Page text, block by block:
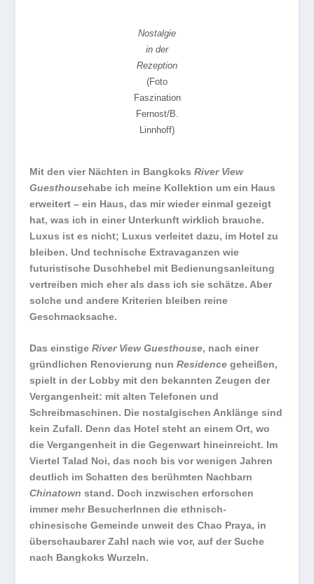
Nostalgie
in der
Rezeption
(Foto
Faszination
Fernost/B.
Linnhoff)
Mit den vier Nächten in BangkoksRiver View
Guesthousehabe ich meine Kollektion um ein Haus
erweitert – ein Haus, das mir wieder einmal gezeigt
hat, was ich in einer Unterkunft wirklich brauche.
Luxus ist es nicht; Luxus verleitet dazu, im Hotel zu
bleiben. Und technische Extravaganzen wie
futuristische Duschhebel mit Bedienungsanleitung
vertreiben mich eher als dass ich sie schätze. Aber
solche und andere Kriterien bleiben reine
Geschmacksache.
Das einstigeRiver View Guesthouse, nach einer
gründlichen Renovierung nunResidence geheißen,
spielt in der Lobby mit den bekannten Zeugen der
Vergangenheit: mit alten Telefonen und
Schreibmaschinen. Die nostalgischen Anklänge sind
kein Zufall. Denn das Hotel steht an einem Ort, wo
die Vergangenheit in die Gegenwart hineinreicht. Im
Viertel Talad Noi, das noch bis vor wenigen Jahren
deutlich im Schatten des berühmten Nachbarn
Chinatown stand. Doch inzwischen erforschen
immer mehr BesucherInnen die ethnisch-
chinesische Gemeinde unweit des Chao Praya, in
überschaubarer Zahl nach wie vor, auf der Suche
nach Bangkoks Wurzeln.